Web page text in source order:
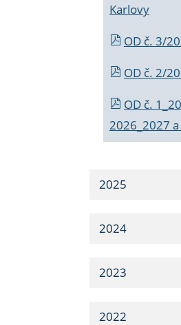
Karlovy
OD č. 3/
OD č. 2/
OD č.
2026_2027
2025
2024
2023
2022